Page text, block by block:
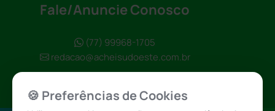
Fale/Anuncie Conosco
(77) 99968-1705
redacao@acheisudoeste.com.br
🍪 Preferências de Cookies